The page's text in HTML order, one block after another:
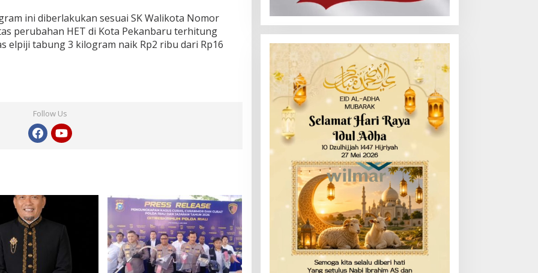
ini diberlakukan sesuai SK Walikota Nomor
perubahan HET di Kota Pekanbaru terhitung
elpiji tabung 3 kilogram naik Rp2 ribu dari Rp16
Follow Us